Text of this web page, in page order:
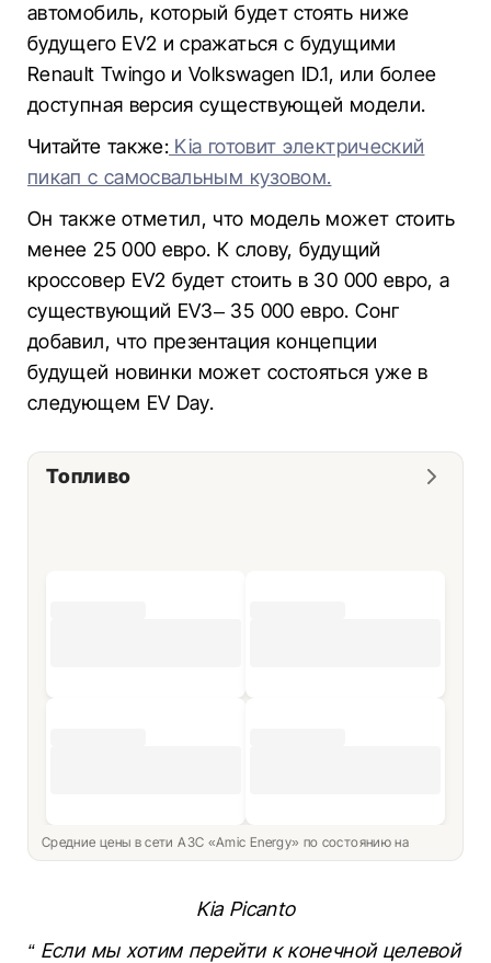
автомобиль, который будет стоять ниже
будущего EV2 и сражаться с будущими
Renault Twingo и Volkswagen ID.1, или более
доступная версия существующей модели.
Читайте также: Kia готовит электрический
пикап с самосвальным кузовом.
Он также отметил, что модель может стоить
менее 25 000 евро. К слову, будущий
кроссовер EV2 будет стоить в 30 000 евро, а
существующий EV3– 35 000 евро. Сонг
добавил, что презентация концепции
будущей новинки может состояться уже в
следующем EV Day.
Топливо
Средние цены в сети АЗС «Amic Energy» по состоянию на
Kia Picanto
“ Если мы хотим перейти к конечной целевой